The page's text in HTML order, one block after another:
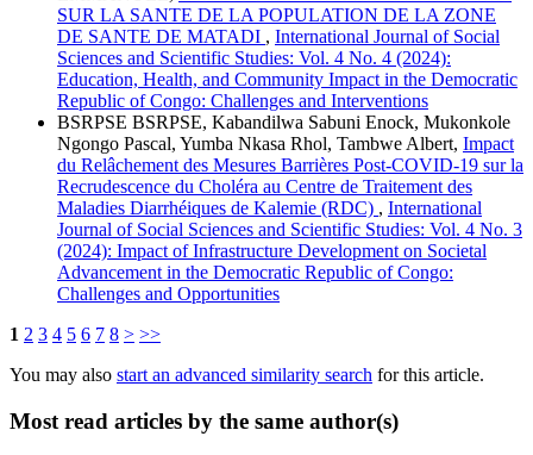
SUR LA SANTE DE LA POPULATION DE LA ZONE
DE SANTE DE MATADI , International Journal of Social
Sciences and Scientific Studies: Vol. 4 No. 4 (2024):
Education, Health, and Community Impact in the Democratic
Republic of Congo: Challenges and Interventions
BSRPSE BSRPSE, Kabandilwa Sabuni Enock, Mukonkole
Ngongo Pascal, Yumba Nkasa Rhol, Tambwe Albert, Impact
du Relâchement des Mesures Barrières Post-COVID-19 sur la
Recrudescence du Choléra au Centre de Traitement des
Maladies Diarrhéiques de Kalemie (RDC) , International
Journal of Social Sciences and Scientific Studies: Vol. 4 No. 3
(2024): Impact of Infrastructure Development on Societal
Advancement in the Democratic Republic of Congo:
Challenges and Opportunities
1 2 3 4 5 6 7 8 > >>
You may also start an advanced similarity search for this article.
Most read articles by the same author(s)